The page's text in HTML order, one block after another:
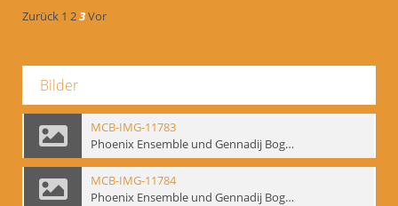
Zurück 1 23Vor
Bilder
MCB-IMG-11783
Phoenix Ensemble und Gennadij Bogdanow; BM-img-105-9
MCB-IMG-11784
Phoenix Ensemble und Gennadij Bogdanow; BM-img-105-10